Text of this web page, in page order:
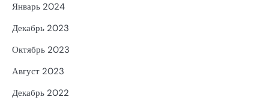
Январь 2024
Декабрь 2023
Октябрь 2023
Август 2023
Декабрь 2022